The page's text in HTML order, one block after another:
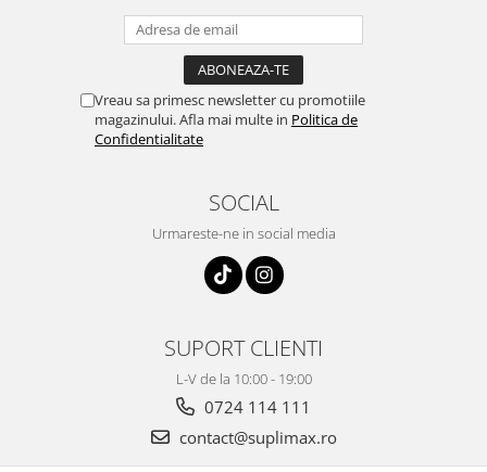
Vreau sa primesc newsletter cu promotiile
magazinului. Afla mai multe in Politica de
Confidentialitate
SOCIAL
Urmareste-ne in social media
SUPORT CLIENTI
L-V de la 10:00 - 19:00
0724 114 111
contact@suplimax.ro